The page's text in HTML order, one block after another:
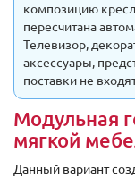
композицию
пересчитана
Телевизор,
аксессуары,
поставки не
Модульная
мягкой
Данный вариант